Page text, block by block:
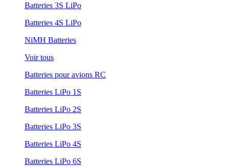
Batteries 3S LiPo
Batteries 4S LiPo
NiMH Batteries
Voir tous
Batteries pour avions RC
Batteries LiPo 1S
Batteries LiPo 2S
Batteries LiPo 3S
Batteries LiPo 4S
Batteries LiPo 6S